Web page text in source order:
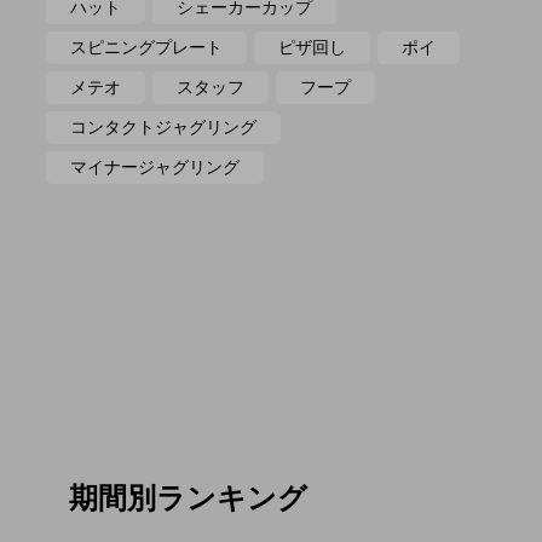
ハット シェーカーカップ
スピニングプレート ピザ回し ポイ
メテオ スタッフ フープ
コンタクトジャグリング
マイナージャグリング
期間別ランキング